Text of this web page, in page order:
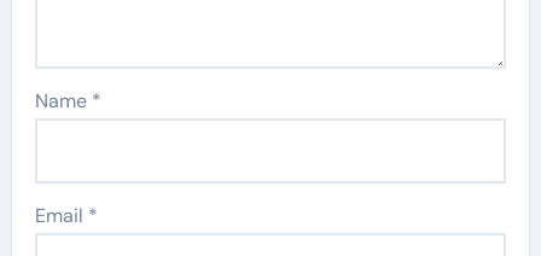
Name *
Email *